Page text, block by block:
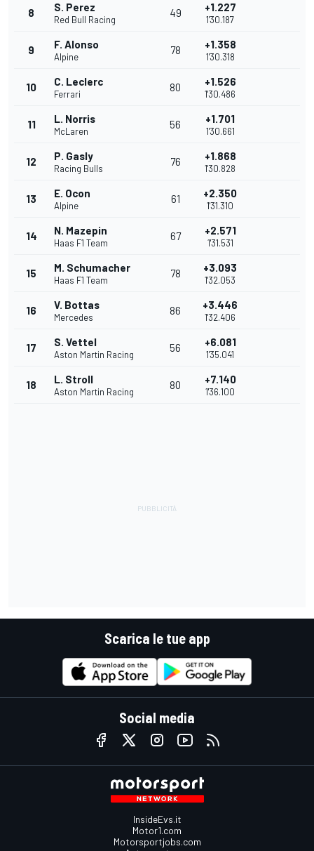
8 S. Perez
Red Bull Racing
49 +1.227
1'30.187
9 F. Alonso
Alpine
78 +1.358
1'30.318
10 C. Leclerc
Ferrari
80 +1.526
1'30.486
11 L. Norris
McLaren
56 +1.701
1'30.661
12 P. Gasly
Racing Bulls
76 +1.868
1'30.828
13 E. Ocon
Alpine
61 +2.350
1'31.310
14 N. Mazepin
Haas F1 Team
67 +2.571
1'31.531
15 M. Schumacher
Haas F1 Team
78 +3.093
1'32.053
16 V. Bottas
Mercedes
86 +3.446
1'32.406
17 S. Vettel
Aston Martin Racing
56 +6.081
1'35.041
18 L. Stroll
Aston Martin Racing
80 +7.140
1'36.100
Scarica le tue app
Social media
InsideEvs.it
Motor1.com
Motorsportjobs.com